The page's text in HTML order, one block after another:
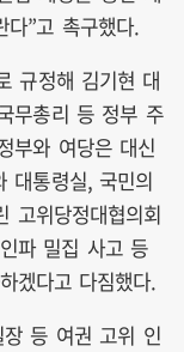
”고 촉구했다.
규정해 김기현 대
무총리 등 정부 주
부와 여당은 대신
대통령실, 국민의
고위당정대협의회
파 밀집 사고 등
겠다고 다짐했다.
등 여권 고위 인